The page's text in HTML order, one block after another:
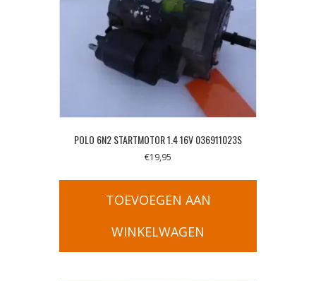
POLO 6N2 STARTMOTOR 1.4 16V 036911023S
€19,95
TOEVOEGEN AAN
WINKELWAGEN